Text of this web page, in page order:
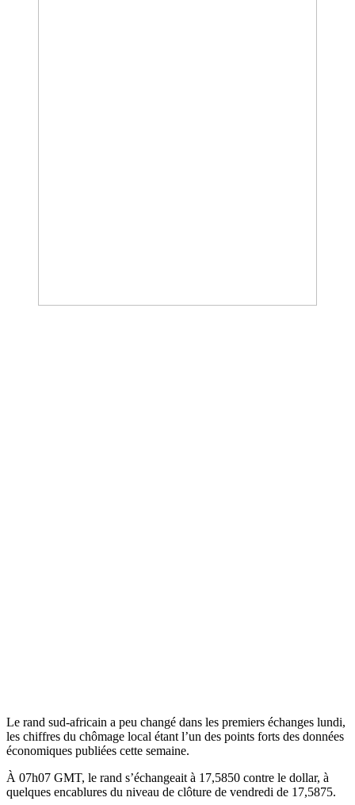
Le rand sud-africain a peu changé dans les premiers échanges lundi,
les chiffres du chômage local étant l’un des points forts des données
économiques publiées cette semaine.
À 07h07 GMT, le rand s’échangeait à 17,5850 contre le dollar, à
quelques encablures du niveau de clôture de vendredi de 17,5875.